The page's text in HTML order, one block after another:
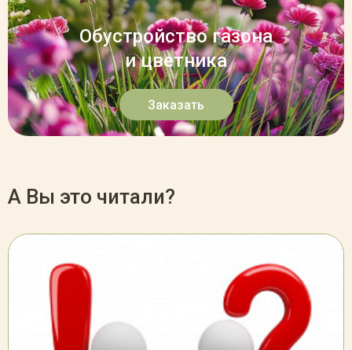
Обустройство газона
и цветника
Заказать
А Вы это читали?